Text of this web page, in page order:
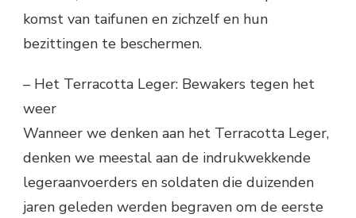
komst van taifunen en zichzelf en hun
bezittingen te beschermen.
– Het Terracotta Leger: Bewakers tegen het
weer
Wanneer we denken aan het Terracotta Leger,
denken we meestal aan de indrukwekkende
legeraanvoerders en soldaten die duizenden
jaren geleden werden begraven om de eerste